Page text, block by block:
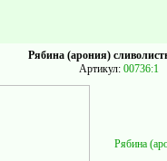
Рябина (арония)
Артикул: 00736:1
Рябина